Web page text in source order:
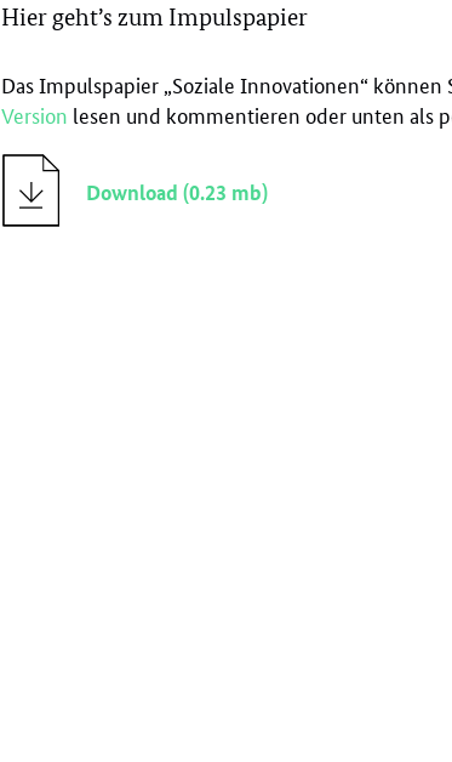
Hier geht’s zum Impulspapier
Das Impulspapier „Soziale Innovationen“ können
Version lesen und kommentieren oder unten als
Download (0.23 mb)